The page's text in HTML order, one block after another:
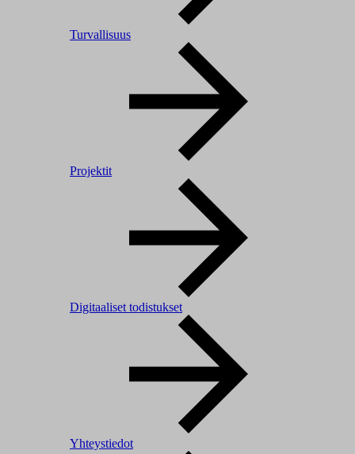
Turvallisuus
Projektit
Digitaaliset todistukset
Yhteystiedot